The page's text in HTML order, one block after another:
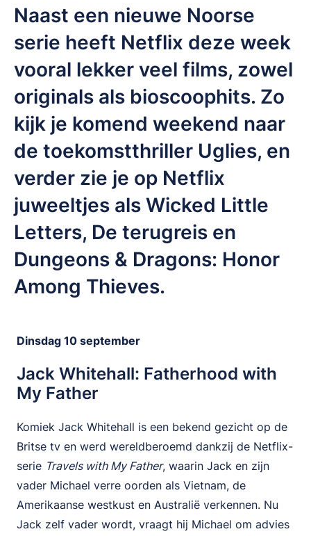
Naast een nieuwe Noorse
serie heeft Netflix deze week
vooral lekker veel films, zowel
originals als bioscoophits. Zo
kijk je komend weekend naar
de toekomstthriller Uglies, en
verder zie je op Netflix
juweeltjes als Wicked Little
Letters, De terugreis en
Dungeons & Dragons: Honor
Among Thieves.
Dinsdag 10 september
Jack Whitehall: Fatherhood with
My Father
Komiek Jack Whitehall is een bekend gezicht op de
Britse tv en werd wereldberoemd dankzij de Netflix-
serie Travels with My Father, waarin Jack en zijn
vader Michael verre oorden als Vietnam, de
Amerikaanse westkust en Australië verkennen. Nu
Jack zelf vader wordt, vraagt hij Michael om advies